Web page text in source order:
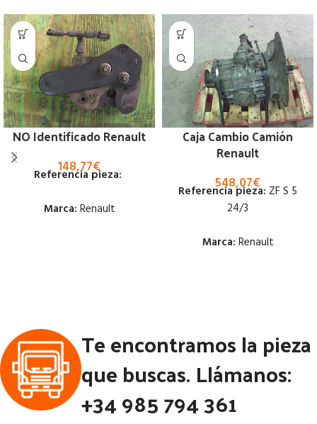
NO Identificado Renault
148,77€
Referencia pieza:
Marca: Renault
Código Pieza:
Caja Cambio Camión
Renault
548,07€
Referencia pieza: ZF S 5
24/3
Marca: Renault
[VP]RENAULT S 100
RG (4X2) | 01.80 - 12.90
Código Pieza:49316
Te encontramos la pieza
que buscas. Llámanos:
+34 985 794 361